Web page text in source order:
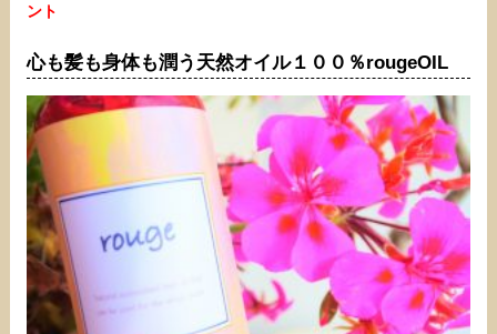
ント
心も髪も身体も潤う天然オイル１００％rougeOIL